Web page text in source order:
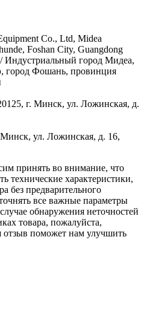
Co., Ltd, Midea
Foshan City, Guangdong
Индустриальный город Мидеа,
город Фошань, провинция
г. Минск, ул. Ложинская, д.
ул. Ложинская, д. 16,
принять во внимание, что
технические характеристики,
без предварительного
все важные параметры
обнаружения неточностей
товара, пожалуйста,
поможет нам улучшить